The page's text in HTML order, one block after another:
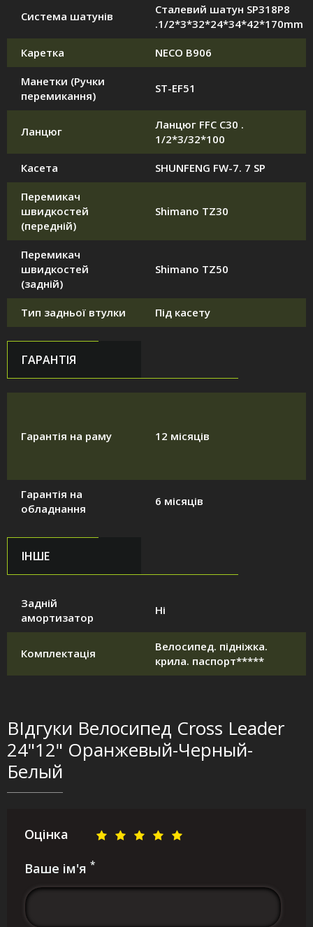
Система шатунів
Сталевий шатун SP318P8
.1/2*3*32*24*34*42*170mm
Каретка NECO B906
Манетки (Ручки
перемикання)
ST-EF51
Ланцюг
Ланцюг FFC C30 .
1/2*3/32*100
Касета SHUNFENG FW-7. 7 SP
Перемикач
швидкостей
(передній)
Shimano TZ30
Перемикач
швидкостей
(задній)
Shimano TZ50
Тип задньої втулки Під касету
ГАРАНТІЯ
Гарантія на раму 12 місяців
Гарантія на
обладнання
6 місяців
ІНШЕ
Задній
амортизатор
Ні
Комплектація
Велосипед. підніжка.
крила. паспорт*****
ВІдгуки Велосипед Cross Leader
24"12" Оранжевый-Черный-
Белый
Оцінка
Ваше ім'я *